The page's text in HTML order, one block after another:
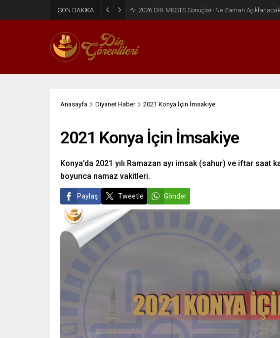
SON DAKİKA 2026 DİB-MBSTS Ne Zaman?
Anasayfa Diyanet Haber 2021 Konya İçin İmsakiye
2021 Konya İçin İmsakiye
Konya’da 2021 yılı Ramazan ayı imsak (sahur) ve iftar saat
boyunca namaz vakitleri.
Paylaş Tweetle Gönder